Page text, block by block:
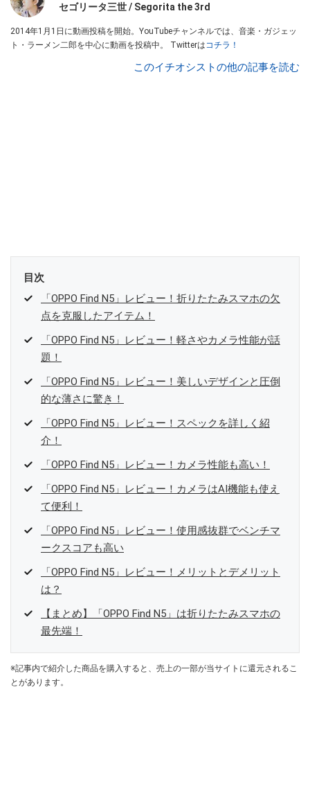
セゴリータ三世 / Segorita the 3rd
2014年1月1日に動画投稿を開始。YouTubeチャンネルでは、音楽・ガジェッ
ト・ラーメン二郎を中心に動画を投稿中。 Twitterはコチラ！
このイチオシストの他の記事を読む
目次
「OPPO Find N5」レビュー！折りたたみスマホの欠
点を克服したアイテム！
「OPPO Find N5」レビュー！軽さやカメラ性能が話
題！
「OPPO Find N5」レビュー！美しいデザインと圧倒
的な薄さに驚き！
「OPPO Find N5」レビュー！スペックを詳しく紹
介！
「OPPO Find N5」レビュー！カメラ性能も高い！
「OPPO Find N5」レビュー！カメラはAI機能も使え
て便利！
「OPPO Find N5」レビュー！使用感抜群でベンチマ
ークスコアも高い
「OPPO Find N5」レビュー！メリットとデメリット
は？
【まとめ】「OPPO Find N5」は折りたたみスマホの
最先端！
※記事内で紹介した商品を購入すると、売上の一部が当サイトに還元されるこ
とがあります。